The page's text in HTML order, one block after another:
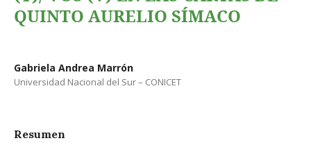
QUINTO AURELIO SÍMACO
Gabriela Andrea Marrón
Universidad Nacional del Sur – CONICET
Resumen